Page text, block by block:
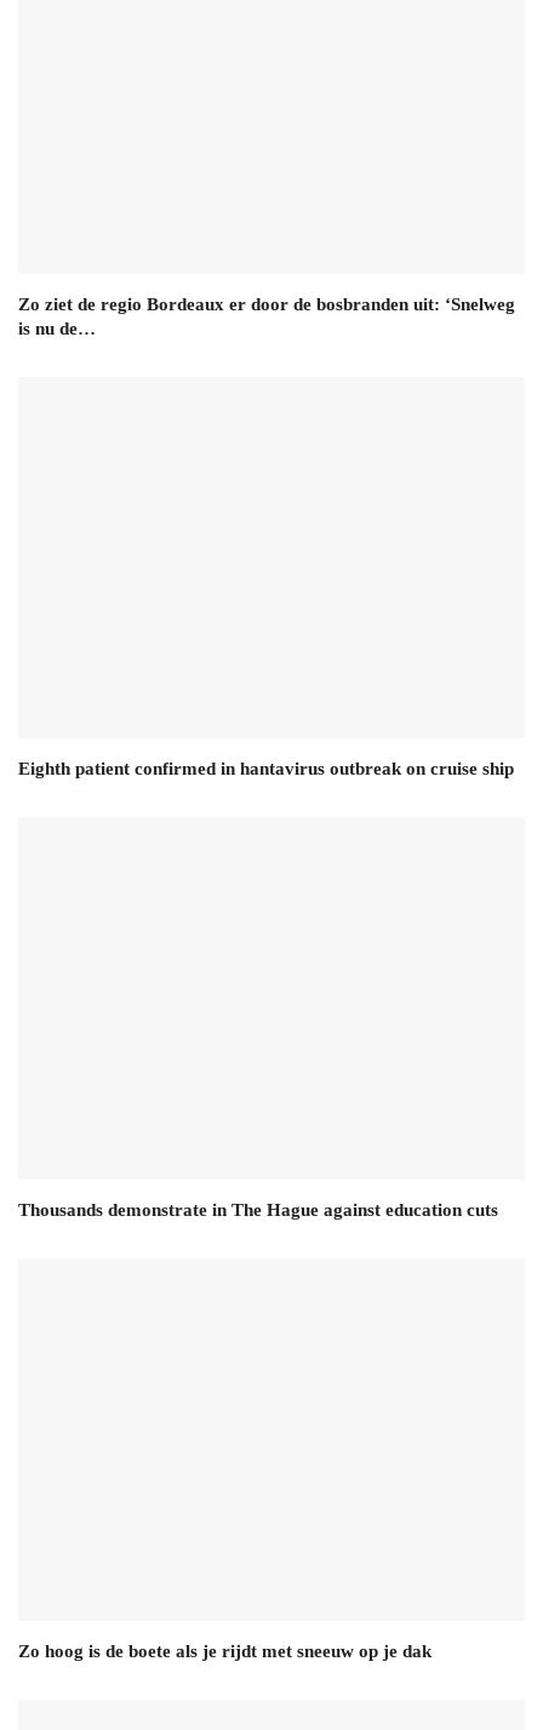
Zo ziet de regio Bordeaux er door de bosbranden uit: ‘Snelweg
is nu de…
Eighth patient confirmed in hantavirus outbreak on cruise ship
Thousands demonstrate in The Hague against education cuts
Zo hoog is de boete als je rijdt met sneeuw op je dak